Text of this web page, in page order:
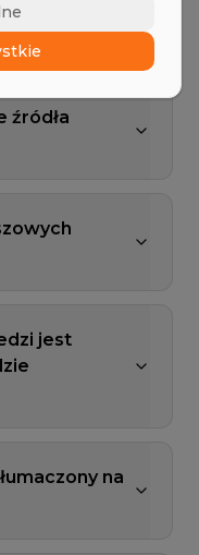
źródła
jest
na